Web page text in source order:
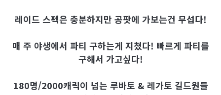
레이드 스펙은 충분하지만 공팟에 가보는건 무섭다!
매 주 야생에서 파티 구하는게 지쳤다! 빠르게 파티를
구해서 가고싶다!
180명/2000캐릭이 넘는 루바토 & 레가토 길드원들